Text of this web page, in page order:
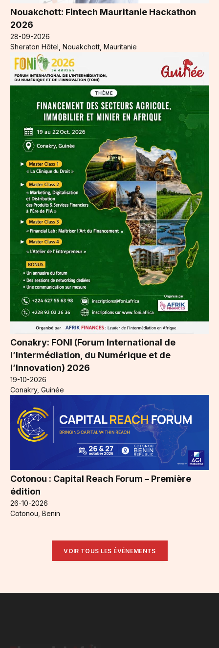
Nouakchott: Fintech Mauritanie Hackathon
2026
28-09-2026
Sheraton Hôtel, Nouakchott, Mauritanie
Conakry: FONI (Forum International de
l’Intermédiation, du Numérique et de
l’Innovation) 2026
19-10-2026
Conakry, Guinée
Cotonou : Capital Reach Forum – Première
édition
26-10-2026
Cotonou, Benin
VOIR TOUS LES ÉVÉNEMENTS